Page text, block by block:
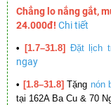
Chẳng lo nắng gắt,
24.000đ! Chi tiết
• [1.7–31.8] Đặt lịch
ngay
• [1.8–31.8] Tặng nón
tại 162A Ba Cu & 70